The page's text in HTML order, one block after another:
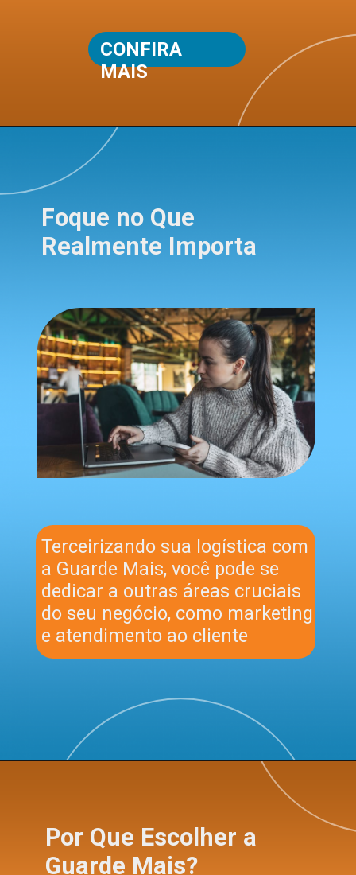
CONFIRA
MAIS
Foque no Que
Realmente Importa
Terceirizando sua logística com
a Guarde Mais, você pode se
dedicar a outras áreas cruciais
do seu negócio, como marketing
e atendimento ao cliente
Por Que Escolher a
Guarde Mais?